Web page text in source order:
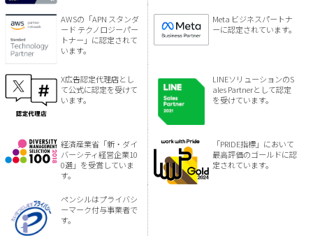
AWSの「APN スタンダ
ード テクノロジーパー
トナー」に認定されて
います。
Meta ビジネスパートナ
ーに認定されています。
X広告認定代理店とし
て公式に認定を受けて
います。
LINEソリューションのS
ales Partnerとして認定
を受けています。
経済産業省「新・ダイ
バーシティ経営企業10
0選」を受賞していま
す。
「PRIDE指標」において
最高評価のゴールドに認
定されています。
ペンシルはプライバシ
ーマーク付与事業者で
す。